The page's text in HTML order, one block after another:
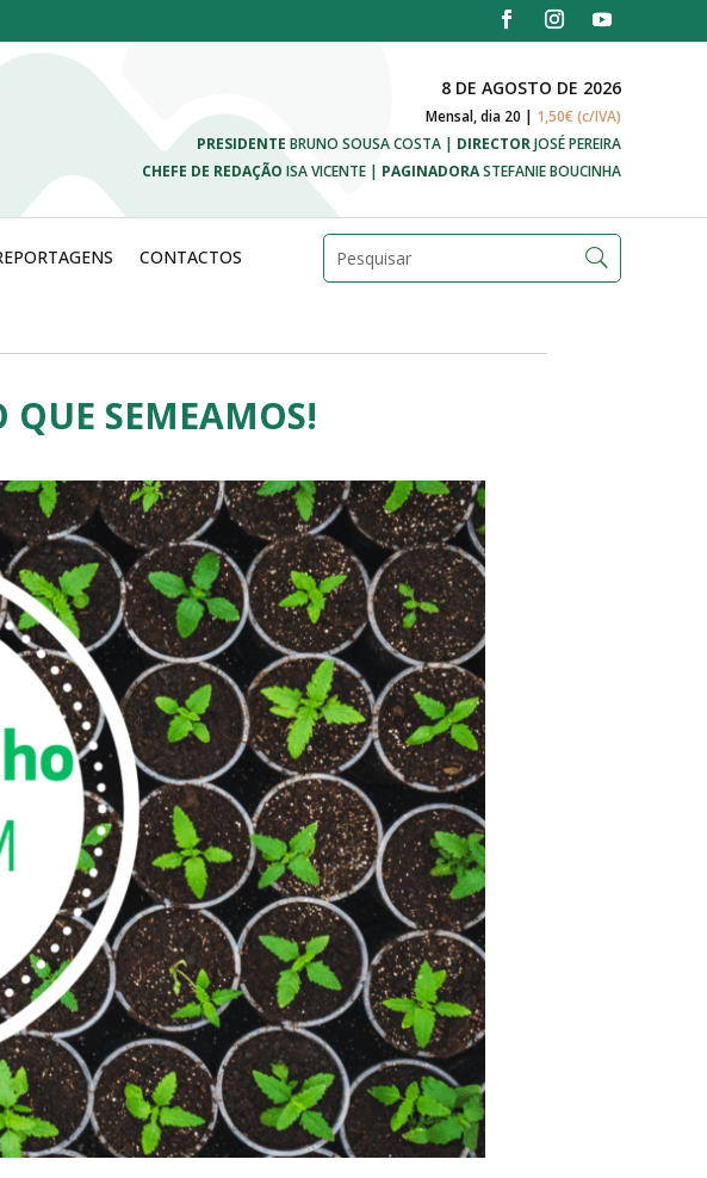
8 DE AGOSTO DE 2026
Mensal, dia 20 | 1,50€ (c/IVA)
PRESIDENTE BRUNO SOUSA COSTA | DIRECTORJOSÉ PEREIRA
CHEFE DE REDAÇÃO ISA VICENTE | PAGINADORASTEFANIE BOUCINHA
CONTACTOS
QUE SEMEAMOS!